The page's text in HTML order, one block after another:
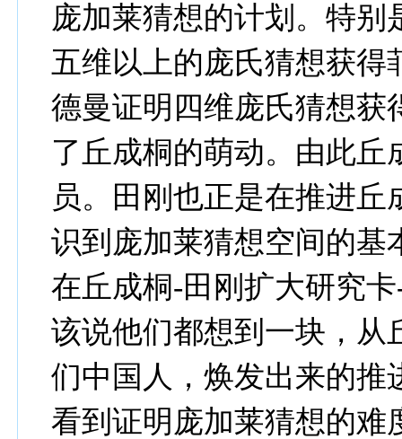
庞加莱猜想的计划。特别
五维以上的庞氏猜想获得
德曼证明四维庞氏猜想获
了丘成桐的萌动。由此
员。田刚也正是在推进
识到庞加莱猜想空间的基
在丘成桐-田刚扩大研究
该说他们都想到一块，从
们中国人，焕发出来的推
看到证明庞加莱猜想的难